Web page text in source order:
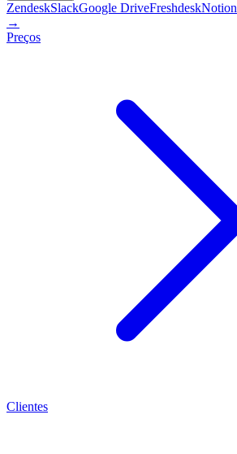
ZendeskSlackGoogle DriveFreshdeskNotion
→
Preços
Clientes